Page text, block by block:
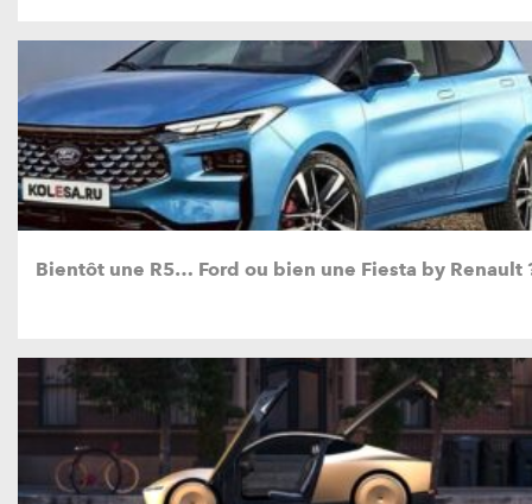
Bientôt une R5… Ford ou bien une Fiesta by Renault